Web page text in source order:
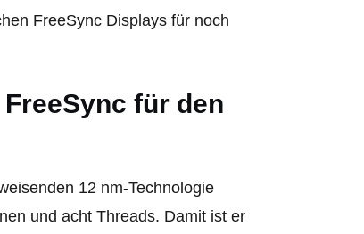
FreeSync Displays für noch
für den
12 nm-Technologie
und acht Threads. Damit ist er